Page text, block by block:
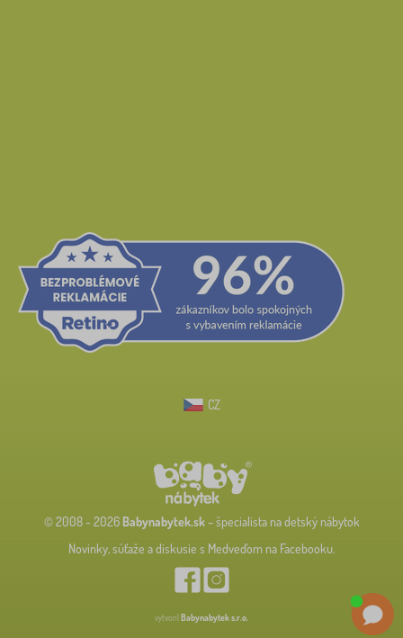
CZ
© 2008 - 2026 Babynabytek.sk– špecialista na detský nábytok
Novinky, súťaže a diskusie s Medveďom na Facebooku.
vytvoril Babynabytek s.r.o.